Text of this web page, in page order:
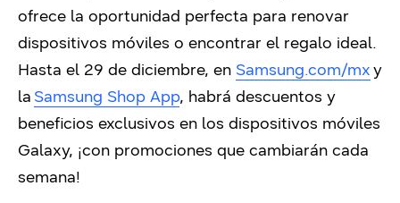
ofrece la oportunidad perfecta para renovar
dispositivos móviles o encontrar el regalo ideal.
Hasta el 29 de diciembre, en Samsung.com/mxy
la Samsung Shop App, habrá descuentos y
beneficios exclusivos en los dispositivos móviles
Galaxy, ¡con promociones que cambiarán cada
semana!